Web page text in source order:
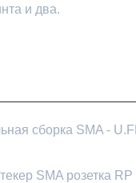
и два.
сборка SMA -
SMA розетка